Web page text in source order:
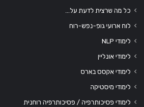
כל מה שרצית לדעת על…
לוח ארועי גופ-נפש-רוח
לימודי NLP
לימודי אונליין
לימודי אקסס בארס
לימודי מיסטיקה
לימודי פסיכותרפיה / פסיכותרפיה רוחנית